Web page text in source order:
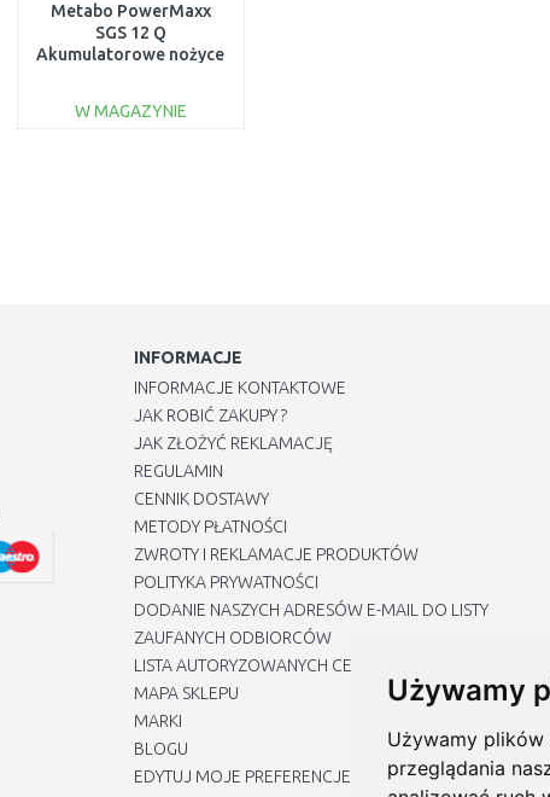
Używamy
Używamy
przeglądania
Metabo PowerMaxx
SGS 12 Q
Akumulatorowe nożyce
W MAGAZYNIE
INFORMACJE
INFORMACJE KONTAKTOWE
JAK ROBIĆ ZAKUPY ?
JAK ZŁOŻYĆ REKLAMACJĘ
REGULAMIN
CENNIK DOSTAWY
METODY PŁATNOŚCI
ZWROTY I REKLAMACJE PRODUKTÓW
POLITYKA PRYWATNOŚCI
DODANIE NASZYCH ADRESÓW E-MAIL DO LISTY
ZAUFANYCH ODBIORCÓW
LISTA AUTORYZOWANYCH CENTRÓW SERWISOWYCH
MAPA SKLEPU
MARKI
BLOGU
EDYTUJ MOJE PREFERENCJE DOTYCZĄCE PLIKÓW